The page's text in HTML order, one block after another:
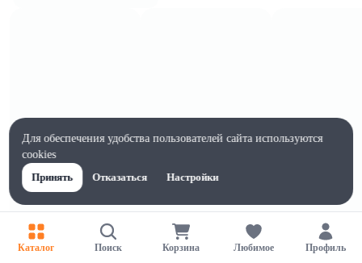
Характеристики
Каталог Поиск Корзина Любимое Профиль
Для обеспечения удобства пользователей сайта используются
cookies
Принять
Отказаться Настройки